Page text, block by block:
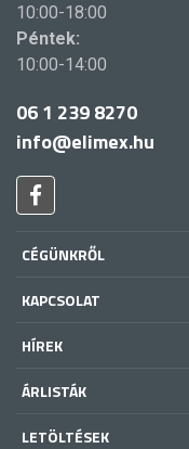
10:00-18:00
Péntek:
10:00-14:00
06 1 239 8270
info@elimex.hu
CÉGÜNKRŐL
KAPCSOLAT
HÍREK
ÁRLISTÁK
LETÖLTÉSEK